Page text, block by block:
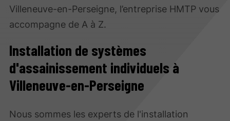
Villeneuve-en-Perseigne, l’entreprise HMTP vous
accompagne de A à Z.
Installation de systèmes
d'assainissement individuels à
Villeneuve-en-Perseigne
Nous sommes les experts de l'installation